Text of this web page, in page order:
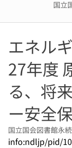
国立
エネル
27年度
る、将
ー安全
国立国会図書館永
info:ndljp/pid/